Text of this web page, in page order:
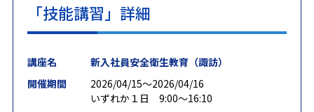
「技能講習」詳細
講座名
新入社員安全衛生教育（諏訪）
開催期間
2026/04/15〜2026/04/16
いずれか１日 9:00～16:10